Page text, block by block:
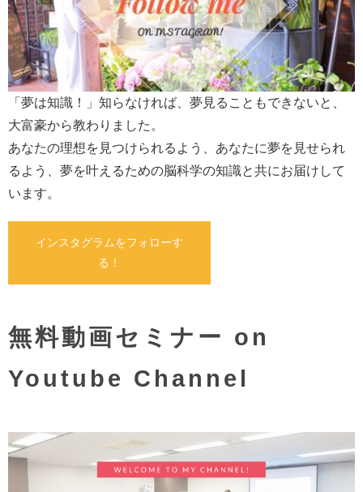
「夢は知識！」知らなければ、夢見ることもできないと、
大富豪から教わりました。
あなたの理想を見つけられるよう、あなたに夢を見せられ
るよう、夢を叶えるための脳科学の知識と共にお届けして
います。
インスタグラムをフォローす
る！
無料動画セミナー on
Youtube Channel